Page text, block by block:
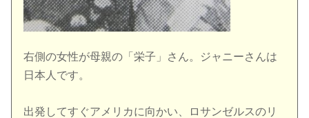
右側の女性が母親の「栄子」さん。ジャニーさんは
日本人です。
出発してすぐアメリカに向かい、ロサンゼルスのリ